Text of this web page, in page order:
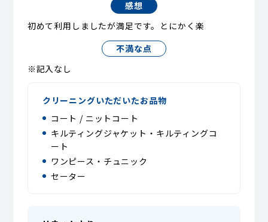
感想
初めて利用しましたが満足です。とにかく楽
不満な点
※記入なし
クリーニングいただいたお品物
コート / ニットコート
キルティングジャケット・キルティングコ
ート
ワンピース・チュニック
セーター